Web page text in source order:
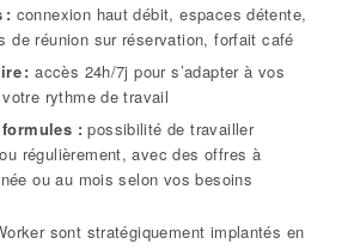
: connexion haut débit, espaces détente,
de réunion sur réservation, forfait café
:accès 24h/7j pour s’adapter à vos
rythme de travail
:possibilité de travailler
régulièrement, avec des offres à
ou au mois selon vos besoins
sont stratégiquement implantés en